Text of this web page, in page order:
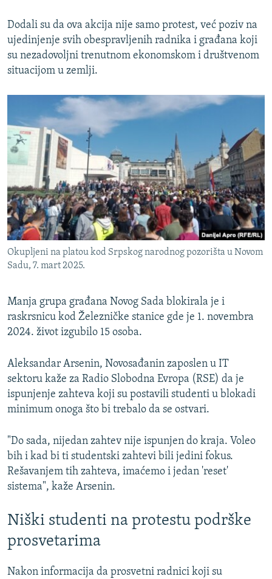
Dodali su da ova akcija nije samo protest, već poziv na
ujedinjenje svih obespravljenih radnika i građana koji
su nezadovoljni trenutnom ekonomskom i društvenom
situacijom u zemlji.
Okupljeni na platou kod Srpskog narodnog pozorišta u Novom
Sadu, 7. mart 2025.
Manja grupa građana Novog Sada blokirala je i
raskrsnicu kod Železničke stanice gde je 1. novembra
2024. život izgubilo 15 osoba.
Aleksandar Arsenin, Novosađanin zaposlen u IT
sektoru kaže za Radio Slobodna Evropa (RSE) da je
ispunjenje zahteva koji su postavili studenti u blokadi
minimum onoga što bi trebalo da se ostvari.
"Do sada, nijedan zahtev nije ispunjen do kraja. Voleo
bih i kad bi ti studentski zahtevi bili jedini fokus.
Rešavanjem tih zahteva, imaćemo i jedan 'reset'
sistema", kaže Arsenin.
Niški studenti na protestu podrške
prosvetarima
Nakon informacija da prosvetni radnici koji su